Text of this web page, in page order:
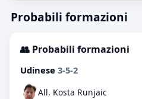
Probabili formazioni
👥 Probabili formazioni
Udinese 3-5-2
All. Kosta Runjaic